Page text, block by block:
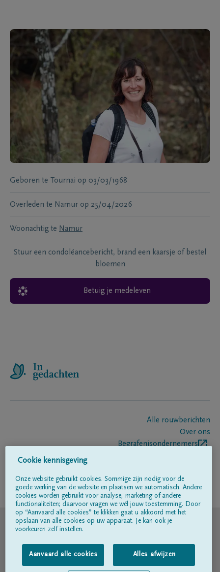
Geboren te Tournai op 03/03/1968
Overleden te Namur op 25/04/2026
Woonachtig te Namur
Stuur een condoléancebericht, brand een kaarsje of bestel
bloemen
Betuig je medeleven
Alle rouwberichten
Over ons
Begrafenisondernemers
Volg ons op
© DELA
Gebruiksvoorwaarden
Privacyverklaring
Cookie kennisgeving
Onze website gebruikt cookies. Sommige zijn nodig voor de
goede werking van de website en plaatsen we automatisch. Andere
cookies worden gebruikt voor analyse, marketing of andere
functionaliteiten; daarvoor vragen we wél jouw toestemming. Door
op “Aanvaard alle cookies” te klikken gaat u akkoord met het
opslaan van alle cookies op uw apparaat. Je kan ook je
voorkeuren zelf instellen.
Aanvaard alle cookies Alles afwijzen